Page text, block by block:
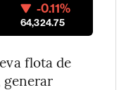
-0.11%
64,324.75
flota de
generar